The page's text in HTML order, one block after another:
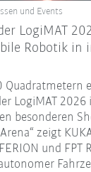
und Events
LogiMAT
Robotik in
Quadratmetern
LogiMAT
besonderen
zeigt
und FPT